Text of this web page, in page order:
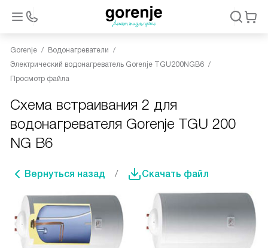
Gorenje
Водонагреватели
Электрический водонагреватель Gorenje TGU200NGB6
Просмотр файла
Схема встраивания 2 для
водонагревателя Gorenje TGU 200
NG B6
Вернуться назад Скачать файл